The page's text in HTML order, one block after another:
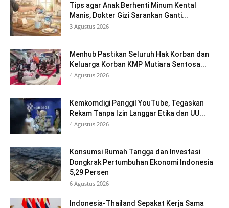
Tips agar Anak Berhenti Minum Kental
Manis, Dokter Gizi Sarankan Ganti...
3 Agustus 2026
Menhub Pastikan Seluruh Hak Korban dan
Keluarga Korban KMP Mutiara Sentosa...
4 Agustus 2026
Kemkomdigi Panggil YouTube, Tegaskan
Rekam Tanpa Izin Langgar Etika dan UU...
4 Agustus 2026
Konsumsi Rumah Tangga dan Investasi
Dongkrak Pertumbuhan Ekonomi Indonesia
5,29 Persen
6 Agustus 2026
Indonesia-Thailand Sepakat Kerja Sama